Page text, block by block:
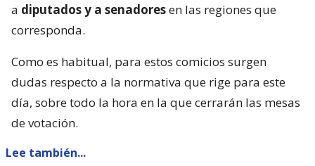
a diputados y a senadoresen las regiones que
corresponda.
Como es habitual, para estos comicios surgen
dudas respecto a la normativa que rige para este
día, sobre todo la hora en la que cerrarán las mesas
de votación.
Lee también...